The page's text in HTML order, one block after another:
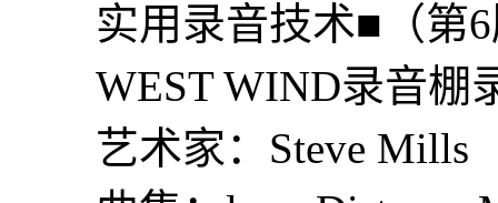
实用录音技术■（第6
WEST WIND录音棚
艺术家：Steve Mills